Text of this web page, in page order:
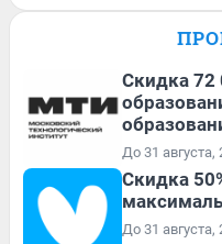
Скидка 72
До 31 августа,
Скидка
До 31 августа,